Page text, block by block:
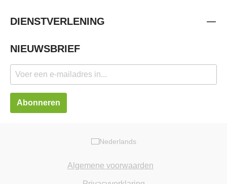
DIENSTVERLENING
NIEUWSBRIEF
Abonneren
Nederlands
Algemene voorwaarden